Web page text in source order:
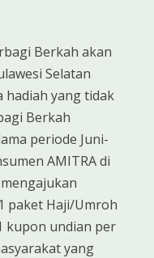
Berkah akan
Selatan
hadiah yang tidak
Berkah
periode Juni-
AMITRA di
paket Haji/Umroh
kupon undian per
yang